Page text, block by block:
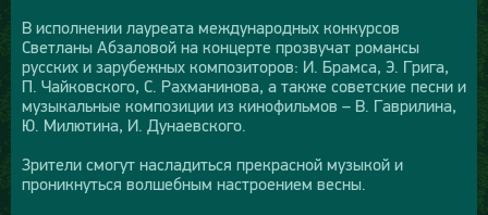
В исполнении лауреата международных конкурсов
Светланы Абзаловой на концерте прозвучат романсы
русских и зарубежных композиторов: И. Брамса, Э. Грига,
П. Чайковского, С. Рахманинова, а также советские песни и
музыкальные композиции из кинофильмов – В. Гаврилина,
Ю. Милютина, И. Дунаевского.
Зрители смогут насладиться прекрасной музыкой и
проникнуться волшебным настроением весны.